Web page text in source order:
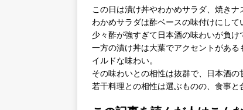
この日は漬け丼やわかめサラダ、焼きナ
わかめサラダは酢ベースの味付けにして
少々酢が強すぎて日本酒の味わいが負け
一方の漬け丼は大葉でアクセントがあ
イルドな味わい。
その味わいとの相性は抜群で、日本酒の
若干料理との相性は選ぶものの、食事と